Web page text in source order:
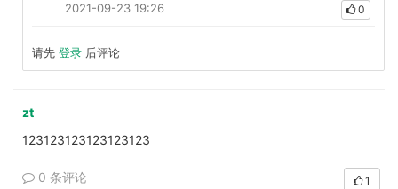
2021-09-23 19:26
0
请先 登录 后评论
zt
123123123123123123
0 条评论 1